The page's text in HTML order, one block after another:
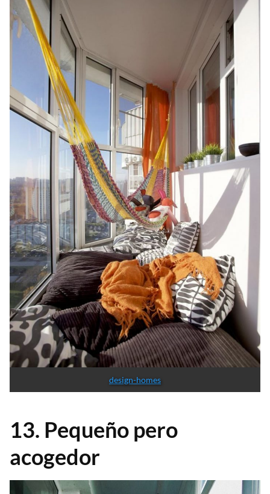
design-homes
13. Pequeño pero
acogedor